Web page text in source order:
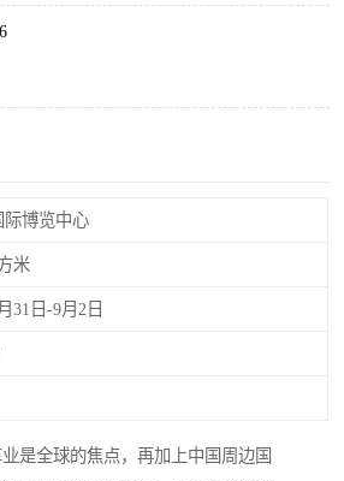
际博览中心
米
31日-9月2日
是全球的焦点，再加上中国周边国